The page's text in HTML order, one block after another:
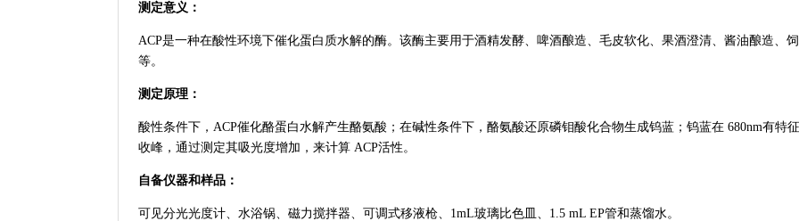
测定意义：
ACP是一种在酸性环境下催化蛋白质水解的酶。该酶主要用于酒精发酵、啤酒酿造、毛皮软化、果酒澄清、酱油酿造、
等。
测定原理：
酸性条件下，ACP催化酪蛋白水解产生酪氨酸；在碱性条件下，酪氨酸还原磷钼酸化合物生成钨蓝；钨蓝在 680nm有特
收峰，通过测定其吸光度增加，来计算 ACP活性。
自备仪器和样品：
可见分光光度计、水浴锅、磁力搅拌器、可调式移液枪、1mL玻璃比色皿、1.5 mL EP管和蒸馏水。